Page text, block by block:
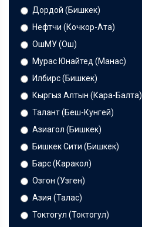
Дордой (Бишкек)
Нефтчи (Кочкор-Ата)
ОшМУ (Ош)
Мурас Юнайтед (Манас)
Илбирс (Бишкек)
Кыргыз Алтын (Кара-Балта)
Талант (Беш-Кунгей)
Азиагол (Бишкек)
Бишкек Сити (Бишкек)
Барс (Каракол)
Озгон (Узген)
Азия (Талас)
Токтогул (Токтогул)